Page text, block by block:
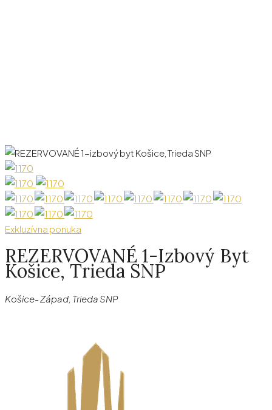
Exkluzívna ponuka
REZERVOVANÉ 1-Izbový Byt
Košice, Trieda SNP
Košice- Západ, Trieda SNP